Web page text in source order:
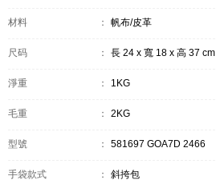
材料 ： 帆布/皮革
尺码 ： 長 24 x 寬 18 x 高 37 cm
淨重 ： 1KG
毛重 ： 2KG
型號 ： 581697 GOA7D 2466
手袋款式 ： 斜挎包